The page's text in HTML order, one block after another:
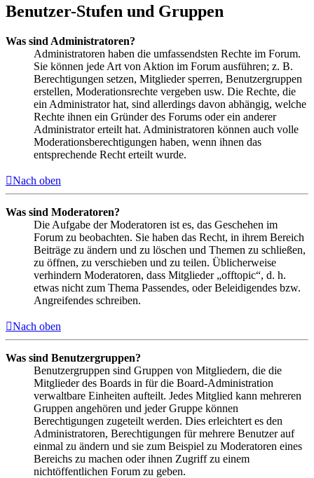
Benutzer-Stufen und Gruppen
Was sind Administratoren?
Administratoren haben die umfassendsten Rechte im Forum.
Sie können jede Art von Aktion im Forum ausführen; z. B.
Berechtigungen setzen, Mitglieder sperren, Benutzergruppen
erstellen, Moderationsrechte vergeben usw. Die Rechte, die
ein Administrator hat, sind allerdings davon abhängig, welche
Rechte ihnen ein Gründer des Forums oder ein anderer
Administrator erteilt hat. Administratoren können auch volle
Moderationsberechtigungen haben, wenn ihnen das
entsprechende Recht erteilt wurde.
Nach oben
Was sind Moderatoren?
Die Aufgabe der Moderatoren ist es, das Geschehen im
Forum zu beobachten. Sie haben das Recht, in ihrem Bereich
Beiträge zu ändern und zu löschen und Themen zu schließen,
zu öffnen, zu verschieben und zu teilen. Üblicherweise
verhindern Moderatoren, dass Mitglieder „offtopic“, d. h.
etwas nicht zum Thema Passendes, oder Beleidigendes bzw.
Angreifendes schreiben.
Nach oben
Was sind Benutzergruppen?
Benutzergruppen sind Gruppen von Mitgliedern, die die
Mitglieder des Boards in für die Board-Administration
verwaltbare Einheiten aufteilt. Jedes Mitglied kann mehreren
Gruppen angehören und jeder Gruppe können
Berechtigungen zugeteilt werden. Dies erleichtert es den
Administratoren, Berechtigungen für mehrere Benutzer auf
einmal zu ändern und sie zum Beispiel zu Moderatoren eines
Bereichs zu machen oder ihnen Zugriff zu einem
nichtöffentlichen Forum zu geben.